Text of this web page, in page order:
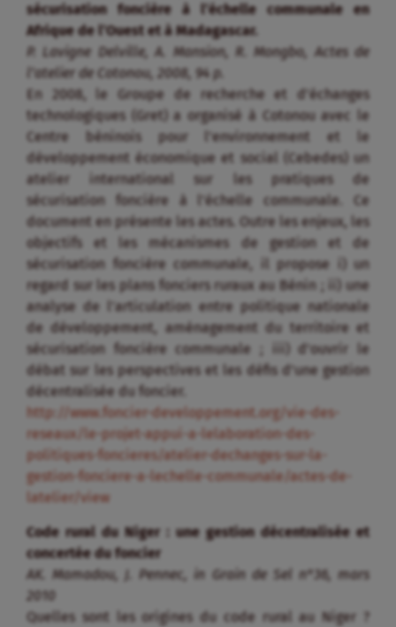
sécurisation foncière à l’échelle communale en
Afrique de l’Ouest et à Madagascar.
P. Lavigne Delville, A. Mansion, R. Mongbo, Actes de
l’atelier de Cotonou, 2008, 94 p.
En 2008, le Groupe de recherche et d’échanges
technologiques (Gret) a organisé à Cotonou avec le
Centre béninois pour l’environnement et le
développement économique et social (Cebedes) un
atelier international sur les pratiques de
sécurisation foncière à l’échelle communale. Ce
document en présente les actes. Outre les enjeux, les
objectifs et les mécanismes de gestion et de
sécurisation foncière communale, il propose i) un
regard sur les plans fonciers ruraux au Bénin ; ii) une
analyse de l’articulation entre politique nationale
de développement, aménagement du territoire et
sécurisation foncière communale ; iii) d’ouvrir le
débat sur les perspectives et les défis d’une gestion
décentralisée du foncier.
http://www.foncier-developpement.org/vie-des-
reseaux/le-projet-appui-a-lelaboration-des-
politiques-foncieres/atelier-dechanges-sur-la-
gestion-fonciere-a-lechelle-communale/actes-de-
latelier/view
Code rural du Niger : une gestion décentralisée et
concertée du foncier
AK. Mamadou, J. Pennec, in Grain de Sel n°36, mars
2010
Quelles sont les origines du code rural au Niger ?